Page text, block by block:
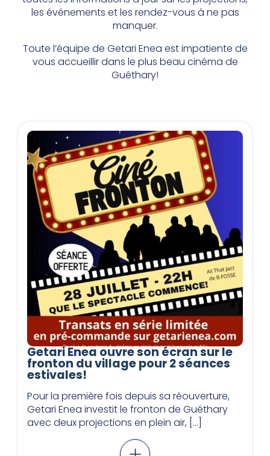
les événements et les rendez-vous à ne pas
manquer.
Toute l’équipe de Getari Enea est impatiente de
vous accueillir dans le plus beau cinéma de
Guéthary!
Getari Enea ouvre son écran sur le
fronton du village pour 2 séances
estivales!
Pour la première fois depuis sa réouverture,
Getari Enea investit le fronton de Guéthary
avec deux projections en plein air, […]